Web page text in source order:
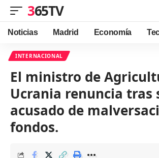
365TV
Noticias Madrid Economía
INTERNACIONAL
El ministro de
Ucrania renuncia tras
acusado de
fondos.